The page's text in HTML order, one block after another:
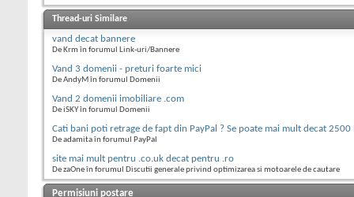
Thread-uri Similare
vand decat bannere
De Krm în forumul Link-uri/Bannere
Vand 3 domenii - preturi foarte mici
De AndyM în forumul Domenii
Vand 2 domenii imobiliare .com
De iSKY în forumul Domenii
Cati bani poti retrage de fapt din PayPal ? Se poate mai mult decat 2500
De adamita în forumul PayPal
site mai mult pentru .co.uk decat pentru .ro
De zaOne în forumul Discutii generale privind optimizarea si motoarele de cautare
Permisiuni postare